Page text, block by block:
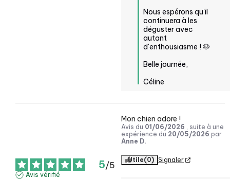
Nous espérons qu'il
continuera à les
déguster avec
autant
d'enthousiasme ! 🐶
Belle journée,
Céline
5/5
Avis vérifié
Mon chien adore !
Avis du 01/06/2026 , suite à une
expérience du 20/05/2026 par
Anne D.
Utile(0) Signaler